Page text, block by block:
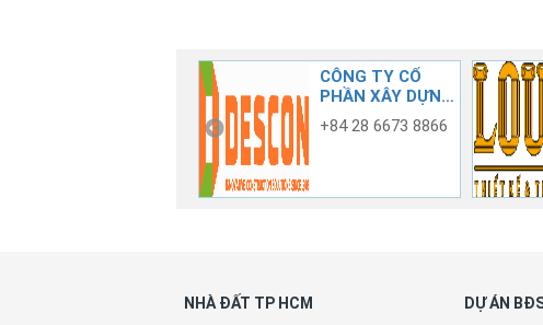
CÔNG TY CỔ
PHẦN XÂY DỰNG
CÔNG NGHIỆP
+84 28 6673 8866
NHÀ ĐẤT TP HCM DỰ ÁN